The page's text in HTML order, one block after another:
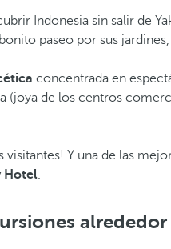
Indonesia sin salir de
paseo por sus
concentrada en
de los centros
Y una de las
Hotel.